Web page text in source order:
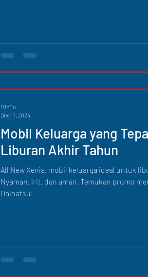
Mobil Keluarga yang
Liburan Akhir Tahun
All New Xenia, mobil keluarga ideal untuk
Nyaman, irit, dan aman. Temukan promo
Daihatsu!
MinTu
Dec 17, 2024